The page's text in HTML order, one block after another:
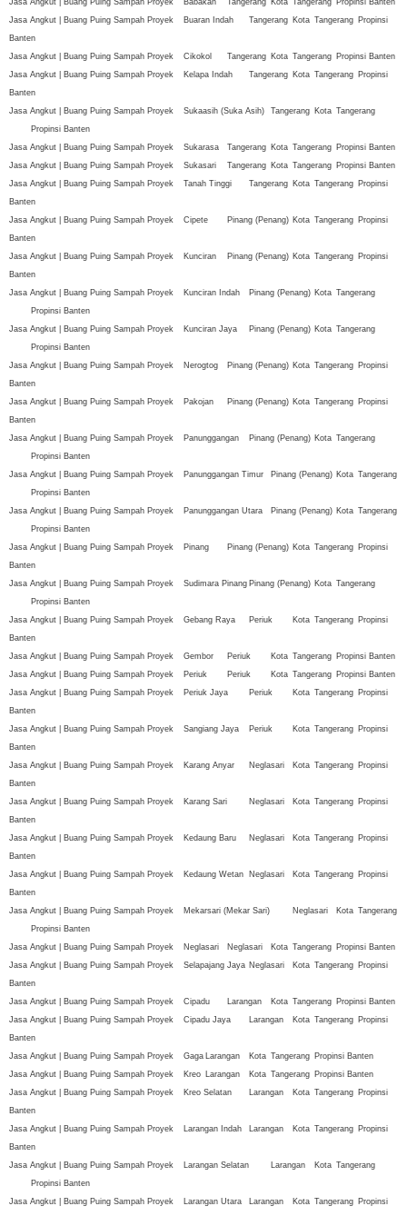
Jasa Angkut | Buang Puing Sampah Proyek
Buaran Indah Tangerang Kota Tangerang Propinsi
Banten
Jasa Angkut | Buang Puing Sampah Proyek
Cikokol Tangerang Kota Tangerang Propinsi Banten
Jasa Angkut | Buang Puing Sampah Proyek
Kelapa Indah Tangerang Kota Tangerang Propinsi
Banten
Jasa Angkut | Buang Puing Sampah Proyek
Sukaasih (Suka Asih) Tangerang Kota Tangerang
Propinsi Banten
Jasa Angkut | Buang Puing Sampah Proyek
Sukarasa Tangerang Kota Tangerang Propinsi Banten
Jasa Angkut | Buang Puing Sampah Proyek
Sukasari Tangerang Kota Tangerang Propinsi Banten
Jasa Angkut | Buang Puing Sampah Proyek
Tanah Tinggi Tangerang Kota Tangerang Propinsi
Banten
Jasa Angkut | Buang Puing Sampah Proyek
Cipete Pinang (Penang) Kota Tangerang Propinsi
Banten
Jasa Angkut | Buang Puing Sampah Proyek
Kunciran Pinang (Penang) Kota Tangerang Propinsi
Banten
Jasa Angkut | Buang Puing Sampah Proyek
Kunciran Indah Pinang (Penang) Kota Tangerang
Propinsi Banten
Jasa Angkut | Buang Puing Sampah Proyek
Kunciran Jaya Pinang (Penang) Kota Tangerang
Propinsi Banten
Jasa Angkut | Buang Puing Sampah Proyek
Nerogtog Pinang (Penang) Kota Tangerang Propinsi
Banten
Jasa Angkut | Buang Puing Sampah Proyek
Pakojan Pinang (Penang) Kota Tangerang Propinsi
Banten
Jasa Angkut | Buang Puing Sampah Proyek
Panunggangan Pinang (Penang) Kota Tangerang
Propinsi Banten
Jasa Angkut | Buang Puing Sampah Proyek
Panunggangan Timur Pinang (Penang) Kota Tangerang
Propinsi Banten
Jasa Angkut | Buang Puing Sampah Proyek
Panunggangan Utara Pinang (Penang) Kota Tangerang
Propinsi Banten
Jasa Angkut | Buang Puing Sampah Proyek
Pinang Pinang (Penang) Kota Tangerang Propinsi
Banten
Jasa Angkut | Buang Puing Sampah Proyek
Sudimara Pinang Pinang (Penang) Kota Tangerang
Propinsi Banten
Jasa Angkut | Buang Puing Sampah Proyek
Gebang Raya Periuk Kota Tangerang Propinsi
Banten
Jasa Angkut | Buang Puing Sampah Proyek
Gembor Periuk Kota Tangerang Propinsi Banten
Jasa Angkut | Buang Puing Sampah Proyek
Periuk Periuk Kota Tangerang Propinsi Banten
Jasa Angkut | Buang Puing Sampah Proyek
Periuk Jaya Periuk Kota Tangerang Propinsi
Banten
Jasa Angkut | Buang Puing Sampah Proyek
Sangiang Jaya Periuk Kota Tangerang Propinsi
Banten
Jasa Angkut | Buang Puing Sampah Proyek
Karang Anyar Neglasari Kota Tangerang Propinsi
Banten
Jasa Angkut | Buang Puing Sampah Proyek
Karang Sari Neglasari Kota Tangerang Propinsi
Banten
Jasa Angkut | Buang Puing Sampah Proyek
Kedaung Baru Neglasari Kota Tangerang Propinsi
Banten
Jasa Angkut | Buang Puing Sampah Proyek
Kedaung Wetan Neglasari Kota Tangerang Propinsi
Banten
Jasa Angkut | Buang Puing Sampah Proyek
Mekarsari (Mekar Sari) Neglasari Kota Tangerang
Propinsi Banten
Jasa Angkut | Buang Puing Sampah Proyek
Neglasari Neglasari Kota Tangerang Propinsi Banten
Jasa Angkut | Buang Puing Sampah Proyek
Selapajang Jaya Neglasari Kota Tangerang Propinsi
Banten
Jasa Angkut | Buang Puing Sampah Proyek
Cipadu Larangan Kota Tangerang Propinsi Banten
Jasa Angkut | Buang Puing Sampah Proyek
Cipadu Jaya Larangan Kota Tangerang Propinsi
Banten
Jasa Angkut | Buang Puing Sampah Proyek
Gaga Larangan Kota Tangerang Propinsi Banten
Jasa Angkut | Buang Puing Sampah Proyek
Kreo Larangan Kota Tangerang Propinsi Banten
Jasa Angkut | Buang Puing Sampah Proyek
Kreo Selatan Larangan Kota Tangerang Propinsi
Banten
Jasa Angkut | Buang Puing Sampah Proyek
Larangan Indah Larangan Kota Tangerang Propinsi
Banten
Jasa Angkut | Buang Puing Sampah Proyek
Larangan Selatan Larangan Kota Tangerang
Propinsi Banten
Jasa Angkut | Buang Puing Sampah Proyek
Larangan Utara Larangan Kota Tangerang Propinsi